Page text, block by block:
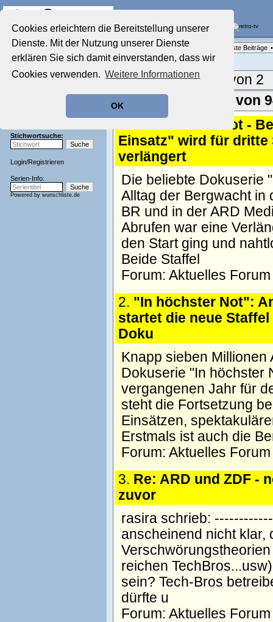
Cookies erleichtern die Bereitstellung unserer
Dienste. Mit der Nutzung unserer Dienste
erklären Sie sich damit einverstanden, dass wir
Cookies verwenden. Weitere Informationen
OK
Startseite
Aktuelles Forum
Film-Forum
Zeichentrick-Forum
Stichwortsuche:
Login/Registrieren
Serien-Info:
Powered by wunschliste.de
Forenliste • Themenübersicht Neueste Beiträge •
Aktuelle Seite:
1 von 2
Ergebnisse 1 - 50 von
"In höchster Not -
Einsatz" wird für dritte
verlängert
Die beliebte Dokuserie
Alltag der Bergwacht in
BR und in der ARD
Abrufen war eine
den Start ging und
Beide Staffel
Forum: Aktuelles Forum
2. "In höchster Not":
startet die neue
Doku
Knapp sieben
Dokuserie "In höchster
vergangenen Jahr für
steht die Fortsetzung
Einsätzen,
Erstmals ist auch die
Forum: Aktuelles Forum
3. Re: ARD und ZDF -
zuvor
rasira schrieb:
anscheinend nicht klar,
reichen
sein? Tech-Bros
dürfte u
Forum: Aktuelles Forum